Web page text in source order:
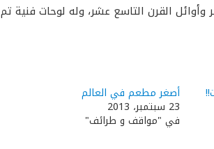
القرن التاسع عشر، وله لوحات فنية تم
أصغر مطعم في العالم
23 سبتمبر، 2013
في "مواقف و طرائف"